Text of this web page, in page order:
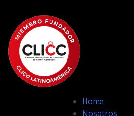
Home
Nosotros